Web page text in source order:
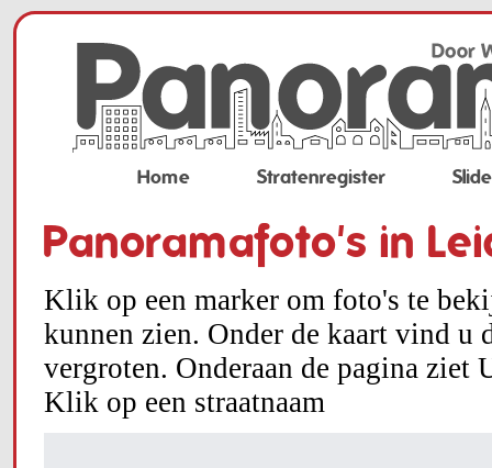
Home Stratenregister
Panoramafoto's in
Klik op een marker om foto's te
kunnen zien. Onder de kaart vind
vergroten. Onderaan de pagina ziet
Klik op een straatnaam